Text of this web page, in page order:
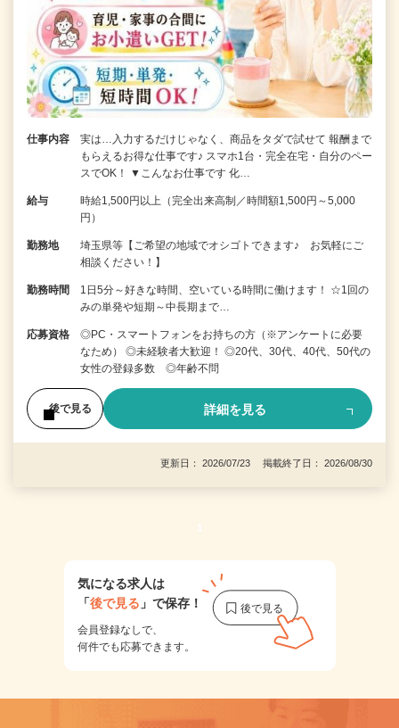
仕事内容
実は…入力するだけじゃなく、商品をタダで試せて 報酬まで
もらえるお得な仕事です♪ スマホ1台・完全在宅・自分のペー
スでOK！ ▼こんなお仕事です 化…
給与
時給1,500円以上（完全出来高制／時間額1,500円～5,000
円）
勤務地
埼玉県等【ご希望の地域でオシゴトできます♪ お気軽にご
相談ください！】
勤務時間
1日5分～好きな時間、空いている時間に働けます！ ☆1回の
みの単発や短期～中長期まで…
応募資格
◎PC・スマートフォンをお持ちの方（※アンケートに必要
なため） ◎未経験者大歓迎！ ◎20代、30代、40代、50代の
女性の登録多数 ◎年齢不問
後で見る 詳細を見る
更新日： 2026/07/23 掲載終了日： 2026/08/30
1
気になる求人は
「後で見る 」で保存！
会員登録なしで、
何件でも応募できます。